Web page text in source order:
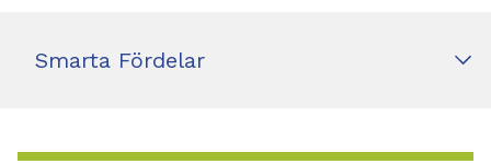
Smarta Fördelar